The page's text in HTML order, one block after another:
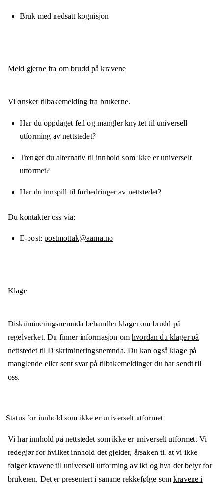
Bruk med nedsatt kognisjon
Meld gjerne fra om brudd på kravene
Vi ønsker tilbakemelding fra brukerne.
Har du oppdaget feil og mangler knyttet til universell
utforming av nettstedet?
Trenger du alternativ til innhold som ikke er universelt
utformet?
Har du innspill til forbedringer av nettstedet?
Du kontakter oss via:
E-post postmottak@aama.no
Klage
Diskrimineringsnemnda behandler klager om brudd på
regelverket. Du finner informasjon omhvordan du klager på
nettstedet til Diskrimineringsnemnda. Du kan også klage på
manglende eller sent svar på tilbakemeldinger du har sendt til
oss.
Status for innhold som ikke er universelt utformet
Vi har innhold på nettstedet som ikke er universelt utformet. Vi
redegjør for hvilket innhold det gjelder, årsaken til at vi ikke
følger kravene til universell utforming av ikt og hva det betyr for
brukeren. Det er presentert i samme rekkefølge somkravene i